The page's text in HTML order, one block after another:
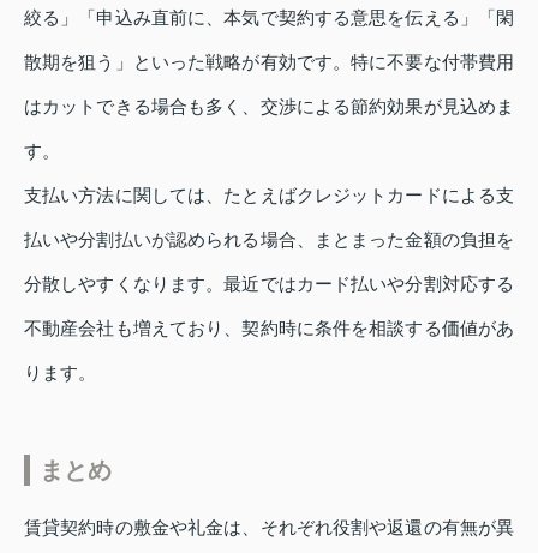
絞る」「申込み直前に、本気で契約する意思を伝える」「閑
散期を狙う」といった戦略が有効です。特に不要な付帯費用
はカットできる場合も多く、交渉による節約効果が見込めま
す。
支払い方法に関しては、たとえばクレジットカードによる支
払いや分割払いが認められる場合、まとまった金額の負担を
分散しやすくなります。最近ではカード払いや分割対応する
不動産会社も増えており、契約時に条件を相談する価値があ
ります。
まとめ
賃貸契約時の敷金や礼金は、それぞれ役割や返還の有無が異